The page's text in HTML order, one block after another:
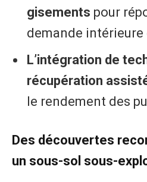
gisements pour
demande
L’intégration de
récupération
le rendement des
Des découvertes
un sous-sol sous-